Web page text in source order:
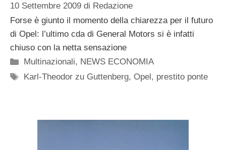
10 Settembre 2009 di Redazione
Forse è giunto il momento della chiarezza per il futuro
di Opel: l’ultimo cda di General Motors si è infatti
chiuso con la netta sensazione
Categorie
Multinazionali, NEWS ECONOMIA
Tag
Karl-Theodor zu Guttenberg,Opel , prestito ponte